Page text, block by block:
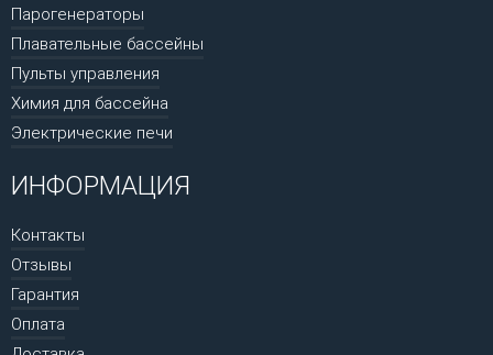
Парогенераторы
Плавательные бассейны
Пульты управления
Химия для бассейна
Электрические печи
ИНФОРМАЦИЯ
Контакты
Отзывы
Гарантия
Оплата